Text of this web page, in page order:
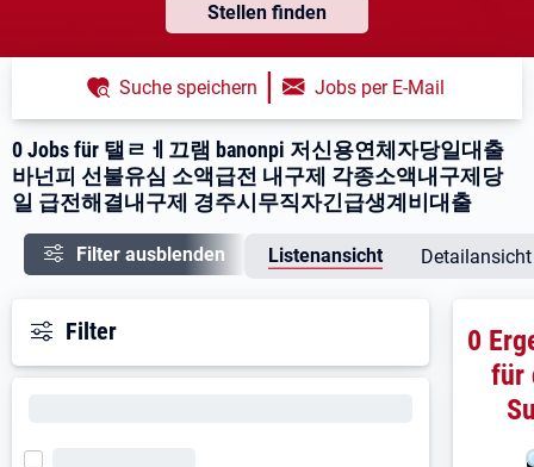
Stellen finden
0 Jobs für 탤ㄹㅔ끄램 banonpi 저신용연체자당일대출
바넌피 선불유심 소액급전 내구제 각종소액내구제당
일 급전해결내구제 경주시무직자긴급생계비대출
Suche speichern | Jobs per E-Mail
Filter ausblenden Listenansicht Detailansicht
Filter
0
für